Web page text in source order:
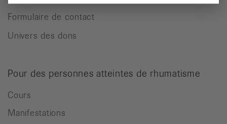
Formulaire de contact
Univers des dons
Pour des personnes atteintes de rhumatisme
Cours
Manifestations